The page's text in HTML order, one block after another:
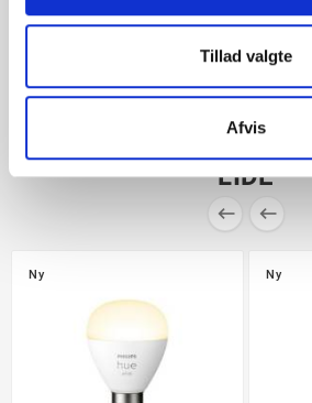
Tillad valgte
Afvis
DU VIL EVENTUELT
LIDE
 
Ny Ny